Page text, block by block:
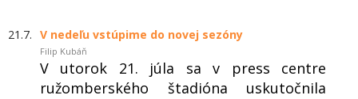
21.7. V nedeľu vstúpime do novej sezóny
Filip Kubáň
V utorok 21. júla sa v press centre
ružomberského štadióna uskutočnila